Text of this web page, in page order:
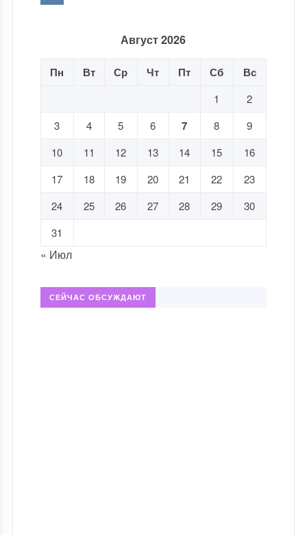
Август 2026
Пн Вт Ср Чт Пт Сб Вс
1
2
3
4 5 6 7 8
9
10
11 12 13 14 15
16
17
18 19 20 21 22
23
24
25 26 27 28 29
30
31
« Июл
СЕЙЧАС ОБСУЖДАЮТ